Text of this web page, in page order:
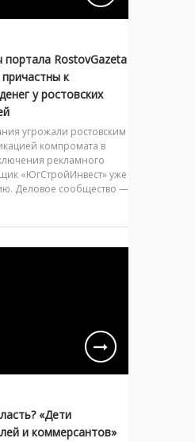
портала RostovGazeta
к
у ростовских
угрожали ростовским
компромата в
рекламного
«ЮгСтройИнвест» уже
Деловое сообщество —
«Дети
и коммерсантов»